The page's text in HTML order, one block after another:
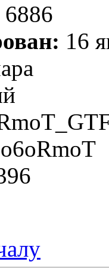
6886
16
o6oRmoT